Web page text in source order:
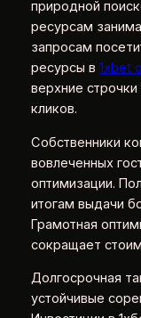
природной
ресурсам
запросам
ресурсы в 1xbet
верхние
кликов.
Собственники
вовлеченных
оптимизации.
итогам выдачи
Грамотная
сокращает
Долгосрочная
устойчивые